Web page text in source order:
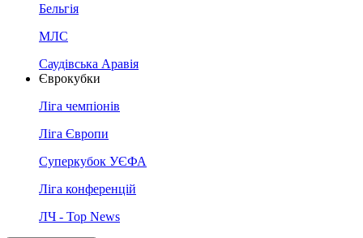
Бельгія
МЛС
Саудівська Аравія
Єврокубки
Ліга чемпіонів
Ліга Європи
Суперкубок УЄФА
Ліга конференцій
ЛЧ - Top News